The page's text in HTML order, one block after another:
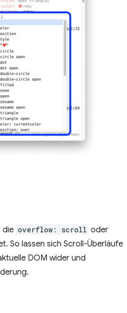
die overflow: scroll oder
So lassen sich Scroll-Überläufe
DOM wider und